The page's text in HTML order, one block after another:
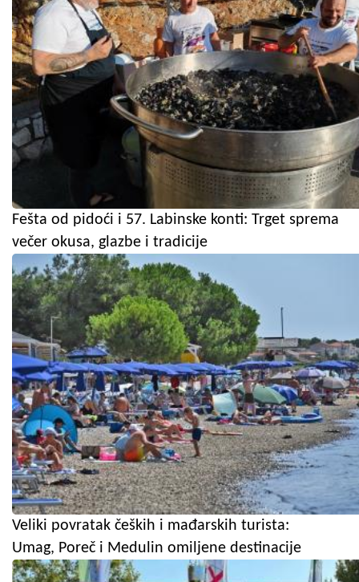
Fešta od pidoći i 57. Labinske konti: Trget sprema
večer okusa, glazbe i tradicije
Veliki povratak čeških i mađarskih turista:
Umag, Poreč i Medulin omiljene destinacije